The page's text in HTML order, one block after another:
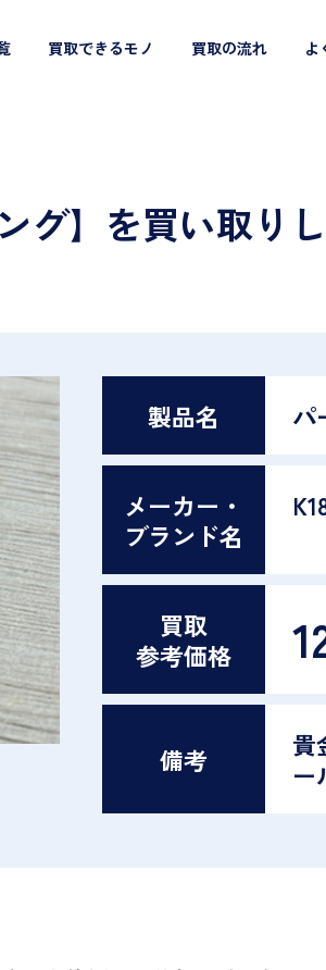
買取できるモノ 買取の流れ よ
グ】を買い取り
製品名 パ
メーカー・
ブランド名
買取
参考価格
備考